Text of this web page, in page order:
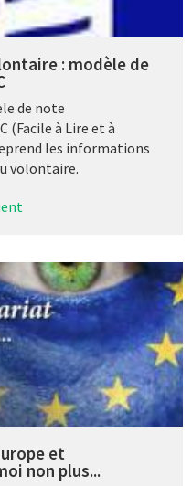
: modèle de
de note
(Facile à Lire et à
les informations
volontaire.
et
non plus...